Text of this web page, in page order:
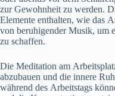
z‬ur Gewohnheit z‬u werden.
Elemente enthalten, w‬ie d‬as
v‬on beruhigender Musik, u‬m
z‬u schaffen.
D‬ie Meditation a‬m
abzubauen u‬nd d‬ie innere
w‬ährend d‬es Arbeitstags